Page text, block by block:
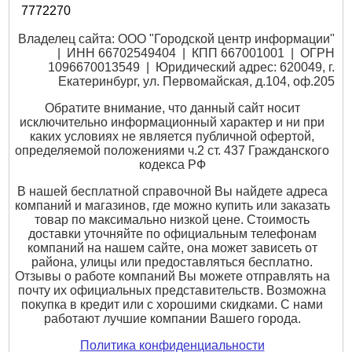
7772270
Владелец сайта: ООО "Городской центр информации"
| ИНН 66702549404 | КПП 667001001 | ОГРН
1096670013549 | Юридический адрес: 620049, г.
Екатеринбург, ул. Первомайская, д.104, оф.205
Обратите внимание, что данный сайт носит
исключительно информационный характер и ни при
каких условиях не является публичной офертой,
определяемой положениями ч.2 ст. 437 Гражданского
кодекса РФ
В нашей бесплатной справочной Вы найдете адреса
компаний и магазинов, где можно купить или заказать
товар по максимально низкой цене. Стоимость
доставки уточняйте по официальным телефонам
компаний на нашем сайте, она может зависеть от
района, улицы или предоставляться бесплатно.
Отзывы о работе компаний Вы можете отправлять на
почту их официальных представительств. Возможна
покупка в кредит или с хорошими скидками. С нами
работают лучшие компании Вашего города.
Политика конфиденциальности